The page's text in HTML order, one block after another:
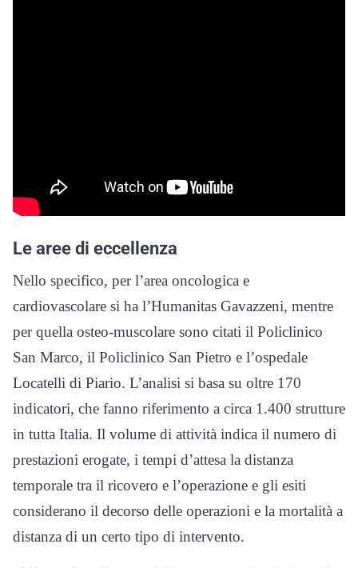
Le aree di eccellenza
Nello specifico, per l’area oncologica e
cardiovascolare si ha l’Humanitas Gavazzeni, mentre
per quella osteo-muscolare sono citati il Policlinico
San Marco, il Policlinico San Pietro e l’ospedale
Locatelli di Piario. L’analisi si basa su oltre 170
indicatori, che fanno riferimento a circa 1.400 strutture
in tutta Italia. Il volume di attività indica il numero di
prestazioni erogate, i tempi d’attesa la distanza
temporale tra il ricovero e l’operazione e gli esiti
considerano il decorso delle operazioni e la mortalità a
distanza di un certo tipo di intervento.